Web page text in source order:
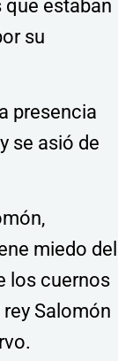
estaban
su
presencia
se asió de
miedo del
los cuernos
Salomón